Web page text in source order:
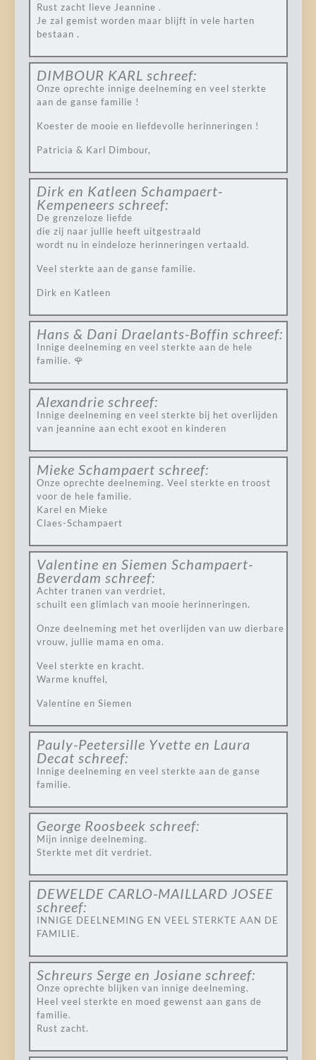
Rust zacht lieve Jeannine .
Je zal gemist worden maar blijft in vele harten
bestaan .
DIMBOUR KARL schreef:
Onze oprechte innige deelneming en veel sterkte
aan de ganse familie !
Koester de mooie en liefdevolle herinneringen !
Patricia & Karl Dimbour,
Dirk en Katleen Schampaert-
Kempeneers schreef:
De grenzeloze liefde
die zij naar jullie heeft uitgestraald
wordt nu in eindeloze herinneringen vertaald.
Veel sterkte aan de ganse familie.
Dirk en Katleen
Hans & Dani Draelants-Boffin schreef:
Innige deelneming en veel sterkte aan de hele
familie. 🌹
Alexandrie schreef:
Innige deelneming en veel sterkte bij het overlijden
van jeannine aan echt exoot en kinderen
Mieke Schampaert schreef:
Onze oprechte deelneming. Veel sterkte en troost
voor de hele familie.
Karel en Mieke
Claes-Schampaert
Valentine en Siemen Schampaert-
Beverdam schreef:
Achter tranen van verdriet,
schuilt een glimlach van mooie herinneringen.
Onze deelneming met het overlijden van uw dierbare
vrouw, jullie mama en oma.
Veel sterkte en kracht.
Warme knuffel,
Valentine en Siemen
Pauly-Peetersille Yvette en Laura
Decat schreef:
Innige deelneming en veel sterkte aan de ganse
familie.
George Roosbeek schreef:
Mijn innige deelneming.
Sterkte met dit verdriet.
DEWELDE CARLO-MAILLARD JOSEE
schreef:
INNIGE DEELNEMING EN VEEL STERKTE AAN DE
FAMILIE.
Schreurs Serge en Josiane schreef:
Onze oprechte blijken van innige deelneming.
Heel veel sterkte en moed gewenst aan gans de
familie.
Rust zacht.